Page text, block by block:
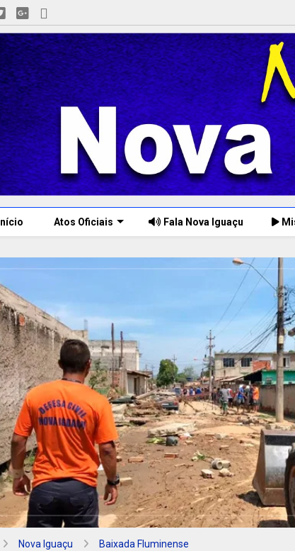
Início Atos Oficiais Fala Nova Iguaçu
Nova Iguaçu Baixada Fluminense